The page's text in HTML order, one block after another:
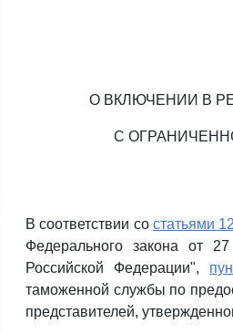
О ВКЛЮЧЕНИИ В
С
В соответствии со статьями 12
Федерального закона от
Российской Федерации",
таможенной службы по
представителей,